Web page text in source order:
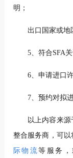
明；
出口国家或地
5、符合SFA
6、申请进口
7、预约对拟
以上内容来
整合服务商，可
际物流等服务